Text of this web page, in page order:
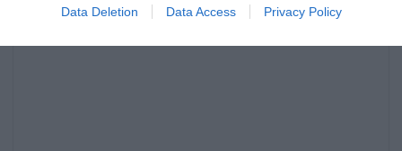
Data Deletion Data Access Privacy Policy